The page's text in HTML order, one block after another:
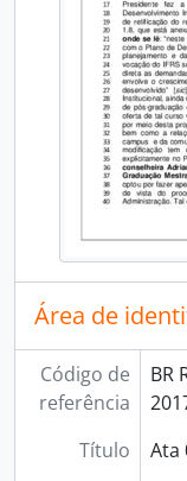
Área de
Código de
referência
BR
Título
Ata